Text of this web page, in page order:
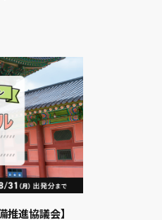
推進協議会】